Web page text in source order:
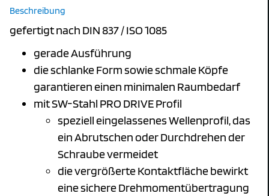
Beschreibung
gefertigt nach DIN 837 / ISO 1085
gerade Ausführung
die schlanke Form sowie schmale Köpfe
garantieren einen minimalen Raumbedarf
mit SW-Stahl PRO DRIVE Profil
speziell eingelassenes Wellenprofil, das
ein Abrutschen oder Durchdrehen der
Schraube vermeidet
die vergrößerte Kontaktfläche bewirkt
eine sichere Drehmomentübertragung